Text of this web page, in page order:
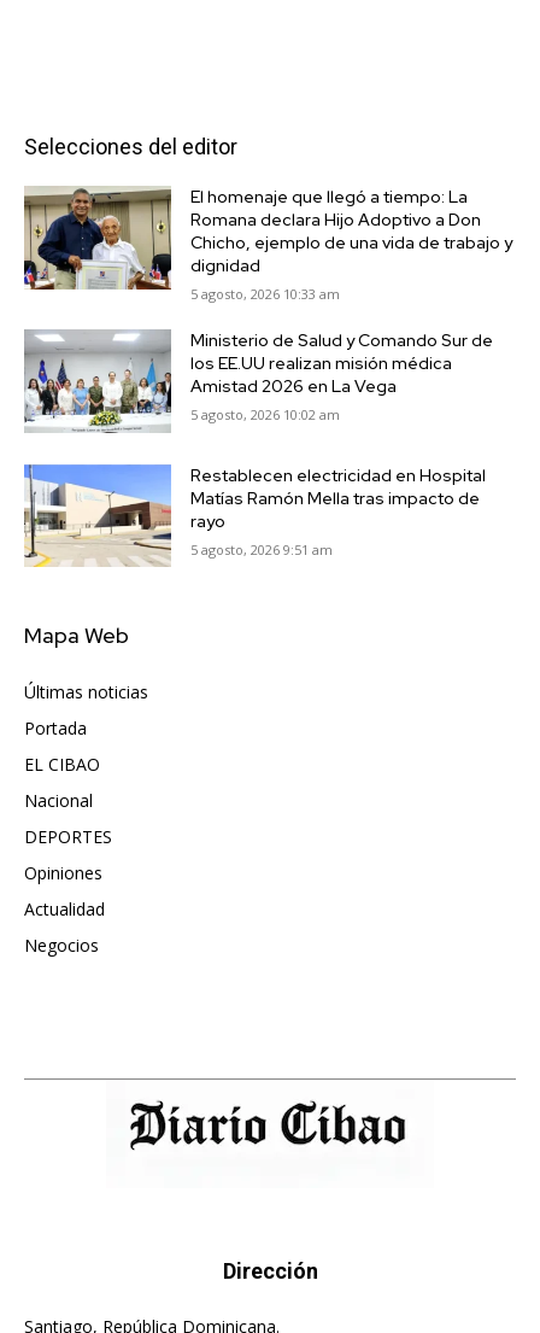
Selecciones del editor
El homenaje que llegó a tiempo: La
Romana declara Hijo Adoptivo a Don
Chicho, ejemplo de una vida de trabajo y
dignidad
5 agosto, 2026 10:33 am
Ministerio de Salud y Comando Sur de
los EE.UU realizan misión médica
Amistad 2026 en La Vega
5 agosto, 2026 10:02 am
Restablecen electricidad en Hospital
Matías Ramón Mella tras impacto de
rayo
5 agosto, 2026 9:51 am
Mapa Web
Últimas noticias
Portada
EL CIBAO
Nacional
DEPORTES
Opiniones
Actualidad
Negocios
Dirección
Santiago, República Dominicana.